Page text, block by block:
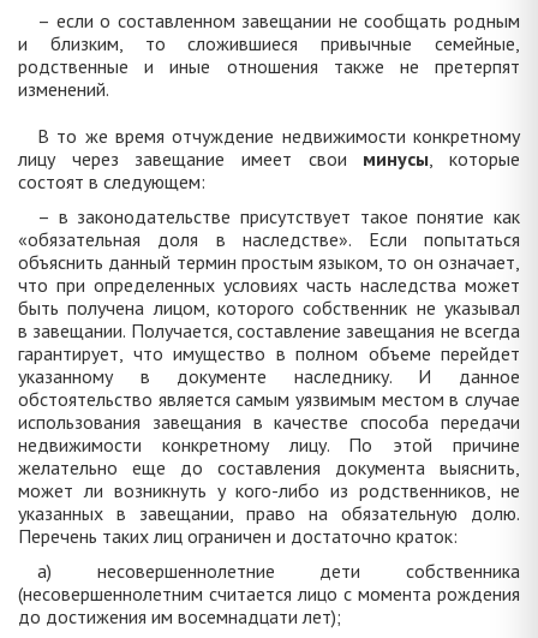
– если о составленном завещании не сообщать родным
и близким, то сложившиеся привычные семейные,
родственные и иные отношения также не претерпят
изменений.
В то же время отчуждение недвижимости конкретному
лицу через завещание имеет свои минусы, которые
состоят в следующем:
– в законодательстве присутствует такое понятие как
«обязательная доля в наследстве». Если попытаться
объяснить данный термин простым языком, то он означает,
что при определенных условиях часть наследства может
быть получена лицом, которого собственник не указывал
в завещании. Получается, составление завещания не всегда
гарантирует, что имущество в полном объеме перейдет
указанному в документе наследнику. И данное
обстоятельство является самым уязвимым местом в случае
использования завещания в качестве способа передачи
недвижимости конкретному лицу. По этой причине
желательно еще до составления документа выяснить,
может ли возникнуть у кого-либо из родственников, не
указанных в завещании, право на обязательную долю.
Перечень таких лиц ограничен и достаточно краток:
а) несовершеннолетние дети собственника
(несовершеннолетним считается лицо с момента рождения
до достижения им восемнадцати лет);